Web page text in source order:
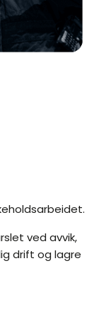
ved avvik,
drift og lagre